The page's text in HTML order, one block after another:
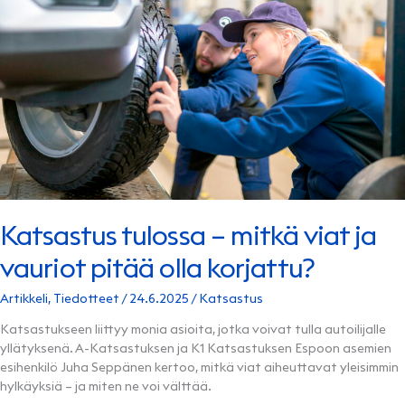
Katsastus tulossa – mitkä viat ja
vauriot pitää olla korjattu?
Artikkeli, Tiedotteet /24.6.2025 /Katsastus
Katsastukseen liittyy monia asioita, jotka voivat tulla autoilijalle
yllätyksenä. A-Katsastuksen ja K1 Katsastuksen Espoon asemien
esihenkilö Juha Seppänen kertoo, mitkä viat aiheuttavat yleisimmin
hylkäyksiä – ja miten ne voi välttää.